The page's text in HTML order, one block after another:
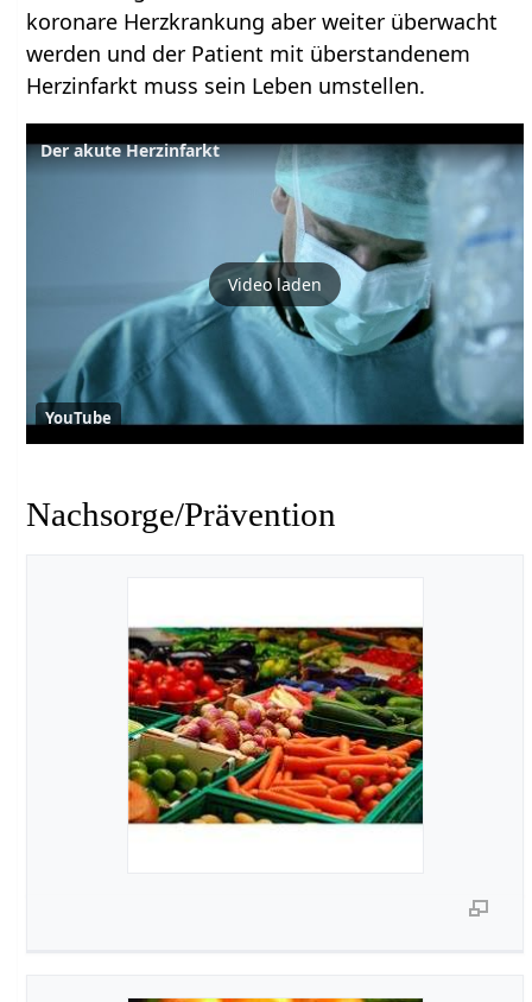
koronare Herzkrankung aber weiter überwacht
werden und der Patient mit überstandenem
Herzinfarkt muss sein Leben umstellen.
Der akute Herzinfarkt
Video laden
YouTube
Nachsorge/Prävention